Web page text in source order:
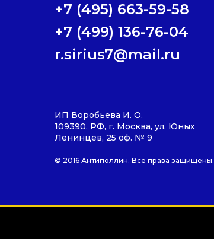
+7 (495) 663-59-58
+7 (499) 136-76-04
r.sirius7@mail.ru
© 2016 Антиполлин. Все права защищены.
ИП Воробьева И. О.
109390, РФ, г. Москва, ул. Юных
Ленинцев, 25 оф. № 9